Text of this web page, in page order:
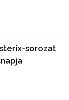
sorozat